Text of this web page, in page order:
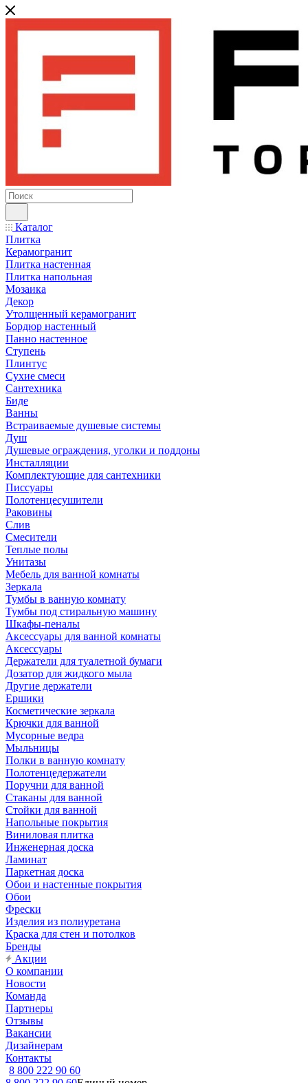
Каталог
Плитка
Керамогранит
Плитка настенная
Плитка напольная
Мозаика
Декор
Утолщенный керамогранит
Бордюр настенный
Панно настенное
Ступень
Плинтус
Сухие смеси
Сантехника
Биде
Ванны
Встраиваемые душевые системы
Душ
Душевые ограждения, уголки и поддоны
Инсталляции
Комплектующие для сантехники
Писсуары
Полотенцесушители
Раковины
Слив
Смесители
Теплые полы
Унитазы
Мебель для ванной комнаты
Зеркала
Тумбы в ванную комнату
Тумбы под стиральную машину
Шкафы-пеналы
Аксессуары для ванной комнаты
Аксессуары
Держатели для туалетной бумаги
Дозатор для жидкого мыла
Другие держатели
Ершики
Косметические зеркала
Крючки для ванной
Мусорные ведра
Мыльницы
Полки в ванную комнату
Полотенцедержатели
Поручни для ванной
Стаканы для ванной
Стойки для ванной
Напольные покрытия
Виниловая плитка
Инженерная доска
Ламинат
Паркетная доска
Обои и настенные покрытия
Обои
Фрески
Изделия из полиуретана
Краска для стен и потолков
Бренды
Акции
О компании
Новости
Команда
Партнеры
Отзывы
Вакансии
Дизайнерам
Контакты
8 800 222 90 60